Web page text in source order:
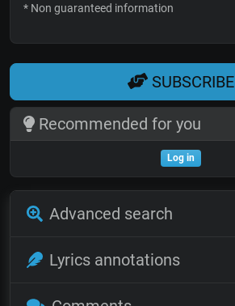
* Non guaranteed information
SUBSCRIBE
Recommended for you
Log in
Advanced search
Lyrics annotations